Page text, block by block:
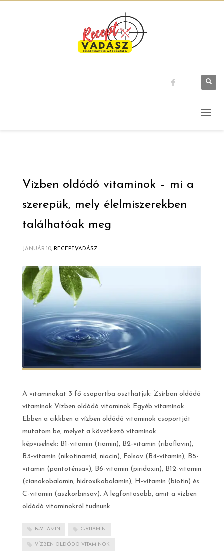
Vízben oldódó vitaminok – mi a
szerepük, mely élelmiszerekben
találhatóak meg
JANUÁR 10, RECEPTVADÁSZ
A vitaminokat 3 fő csoportba oszthatjuk: Zsírban oldódó
vitaminok Vízben oldódó vitaminok Egyéb vitaminok
Ebben a cikkben a vízben oldódó vitaminok csoportját
mutatom be, melyet a következő vitaminok
képviselnek: B1-vitamin (tiamin), B2-vitamin (riboflavin),
B3-vitamin (nikotinamid, niacin), Folsav (B4-vitamin), B5-
vitamin (pantoténsav), B6-vitamin (piridoxin), B12-vitamin
(cianokobalamin, hidroxikobalamin), H-vitamin (biotin) és
C-vitamin (aszkorbinsav). A legfontosabb, amit a vízben
oldódó vitaminokról tudnunk
B-VITAMIN C-VITAMIN
VÍZBEN OLDÓDÓ VITAMINOK